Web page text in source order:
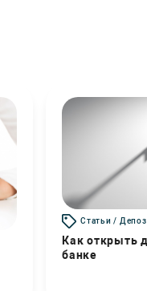
Статьи /
Как открыть
банке